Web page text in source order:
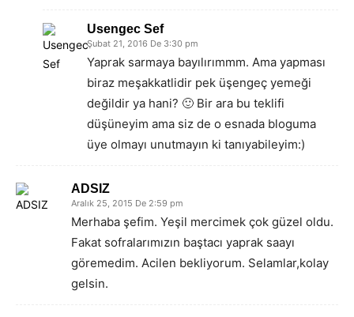
Usengec Sef
Şubat 21, 2016 De 3:30 pm
Yaprak sarmaya bayılırımmm. Ama yapması
biraz meşakkatlidir pek üşengeç yemeği
değildir ya hani? 🙂 Bir ara bu teklifi
düşüneyim ama siz de o esnada bloguma
üye olmayı unutmayın ki tanıyabileyim:)
ADSIZ
Aralık 25, 2015 De 2:59 pm
Merhaba şefim. Yeşil mercimek çok güzel oldu.
Fakat sofralarımızın baştacı yaprak saayı
göremedim. Acilen bekliyorum. Selamlar,kolay
gelsin.